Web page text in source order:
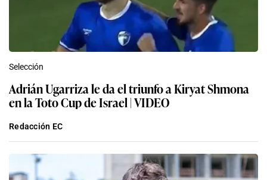
Selección
Adrián Ugarriza le da el triunfo a Kiryat Shmona
en la Toto Cup de Israel | VIDEO
Redacción EC